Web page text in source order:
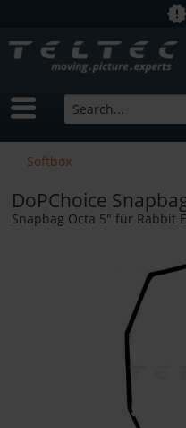
Softbox
DoPChoice
Snapbag Octa 5" für Rabbit